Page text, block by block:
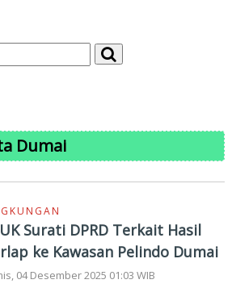
Dumai
Surati DPRD Terkait Hasil
ke Kawasan Pelindo Dumai
04 Desember 2025 01:03 WIB